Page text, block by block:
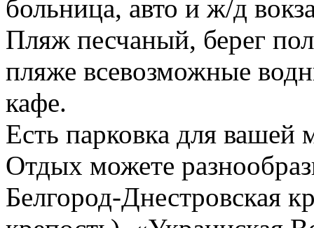
больница, авто и ж/д
Пляж песчаный, берег
пляже всевозможные
кафе.
Есть парковка для
Отдых можете
Белгород-Днестровская